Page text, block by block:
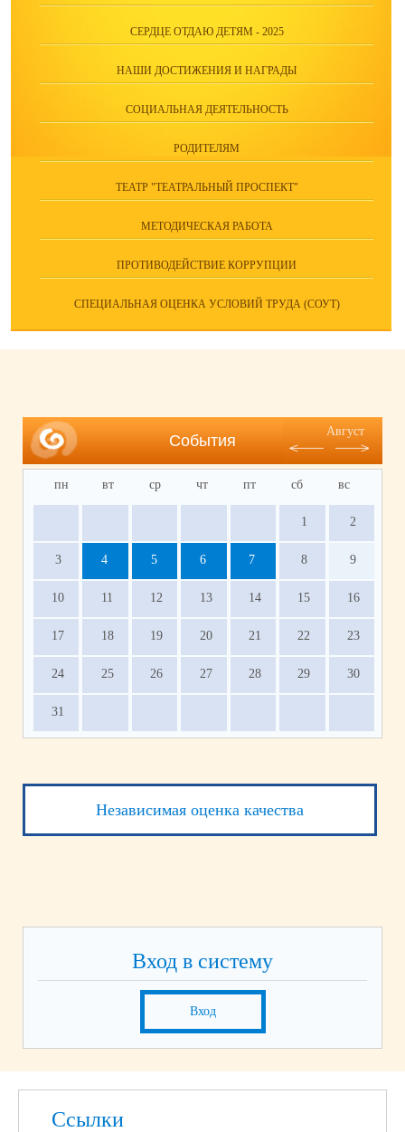
СЕРДЦЕ ОТДАЮ ДЕТЯМ - 2025
НАШИ ДОСТИЖЕНИЯ И НАГРАДЫ
СОЦИАЛЬНАЯ ДЕЯТЕЛЬНОСТЬ
РОДИТЕЛЯМ
ТЕАТР "ТЕАТРАЛЬНЫЙ ПРОСПЕКТ"
МЕТОДИЧЕСКАЯ РАБОТА
ПРОТИВОДЕЙСТВИЕ КОРРУПЦИИ
СПЕЦИАЛЬНАЯ ОЦЕНКА УСЛОВИЙ ТРУДА (СОУТ)
События
Август
пн вт ср чт пт сб вс
1 2
3 4 5 6 7 8 9
10 11 12 13 14 15 16
17 18 19 20 21 22 23
24 25 26 27 28 29 30
31
Независимая оценка качества
Вход в систему
Вход
Ссылки